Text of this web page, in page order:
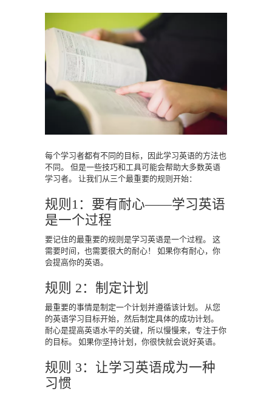
每个学习者都有不同的目标，因此学习英语的方法也
不同。
但是一些技巧和工具可能会帮助大多数英语
学习者。
让我们从三个最重要的规则开始：
规则1：要有耐心——学习英语
是一个过程
要记住的最重要的规则是学习英语是一个过程。
这
需要时间，也需要很大的耐心！
如果你有耐心，你
会提高你的英语。
规则 2：制定计划
最重要的事情是制定一个计划并遵循该计划。
从您
的英语学习目标开始，然后制定具体的成功计划。
耐心是提高英语水平的关键，所以慢慢来，专注于你
的目标。
如果你坚持计划，你很快就会说好英语。
规则 3：让学习英语成为一种
习惯